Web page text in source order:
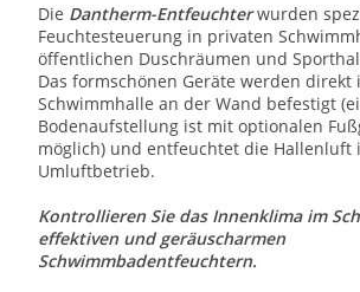
Die Dantherm-Entfeuchterwurden
Feuchtesteuerung in privaten
öffentlichen Duschräumen und
Das formschönen Geräte werden direkt
Schwimmhalle an der Wand befestigt
Bodenaufstellung ist mit optionalen
möglich) und entfeuchtet die Hallenluft
Umluftbetrieb.
Kontrollieren Sie das Innenklima im
effektiven und geräuscharmen
Schwimmbadentfeuchtern.